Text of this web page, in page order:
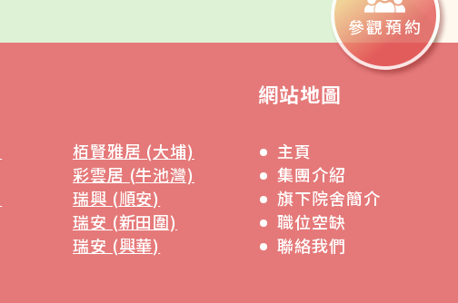
參觀預約
栢賢雅居 (大埔)
彩雲居 (牛池灣)
瑞興 (順安)
瑞安 (新田圍)
瑞安 (興華)
網站地圖
主頁
集團介紹
旗下院舍簡介
職位空缺
聯絡我們